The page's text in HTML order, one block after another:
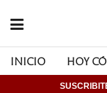
INICIO HOY